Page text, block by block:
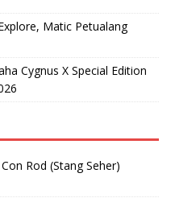
Matic Petualang
Cygnus X Special Edition
Rod (Stang Seher)